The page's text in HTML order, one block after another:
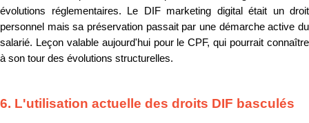
évolutions réglementaires. Le DIF marketing digital était un droit
personnel mais sa préservation passait par une démarche active du
salarié. Leçon valable aujourd'hui pour le CPF, qui pourrait connaître
à son tour des évolutions structurelles.
6. L'utilisation actuelle des droits DIF basculés